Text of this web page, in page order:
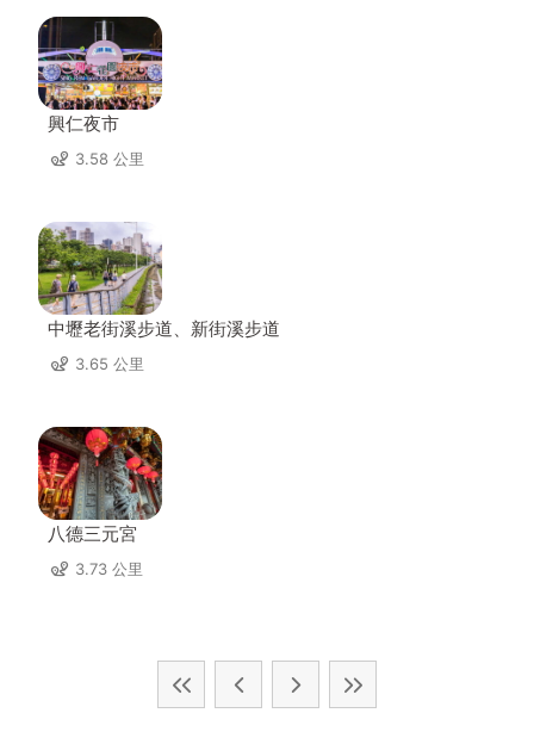
興仁夜市
3.58 公里
中壢老街溪步道、新街溪步道
3.65 公里
八德三元宮
3.73 公里